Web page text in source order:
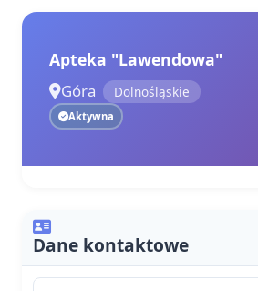
Apteka "Lawendowa"
Góra Dolnośląskie
Aktywna
Dane kontaktowe